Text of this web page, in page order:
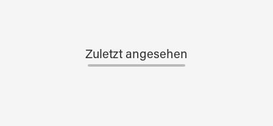
Zuletzt angesehen